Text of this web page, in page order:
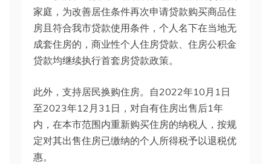
家庭，为改善居住条件再次申请贷款购买商品住
房且符合我市贷款使用条件，个人名下在当地无
成套住房的，商业性个人住房贷款、住房公积金
贷款均继续执行首套房贷款政策。
此外，支持居民换购住房。自2022年10月1日
至2023年12月31日，对自有住房出售后1年
内，在本市范围内重新购买住房的纳税人，按规
定对其出售住房已缴纳的个人所得税予以退税优
惠。